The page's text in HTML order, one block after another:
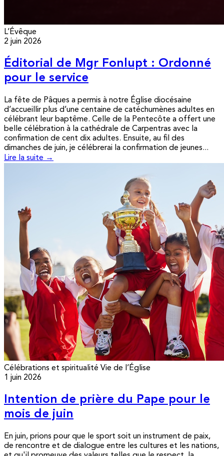
L’Évêque
2 juin 2026
Éditorial de Mgr Fonlupt : Ordonné
pour le service
La fête de Pâques a permis à notre Église diocésaine
d’accueillir plus d’une centaine de catéchumènes adultes en
célébrant leur baptême. Celle de la Pentecôte a offert une
belle célébration à la cathédrale de Carpentras avec la
confirmation de cent dix adultes. Ensuite, au fil des
dimanches de juin, je célébrerai la confirmation de jeunes...
Lire la suite →
Célébrations et spiritualité Vie de l’Église
1 juin 2026
Intention de prière du Pape pour le
mois de juin
En juin, prions pour que le sport soit un instrument de paix,
de rencontre et de dialogue entre les cultures et les nations,